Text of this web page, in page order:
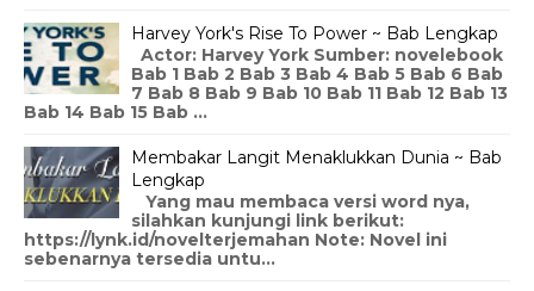
Harvey York's Rise To Power ~ Bab Lengkap
Actor: Harvey York Sumber: novelebook
Bab 1 Bab 2 Bab 3 Bab 4 Bab 5 Bab 6 Bab
7 Bab 8 Bab 9 Bab 10 Bab 11 Bab 12 Bab 13
Bab 14 Bab 15 Bab ...
Membakar Langit Menaklukkan Dunia ~ Bab
Lengkap
Yang mau membaca versi word nya,
silahkan kunjungi link berikut:
https://lynk.id/novelterjemahan Note: Novel ini
sebenarnya tersedia untu...